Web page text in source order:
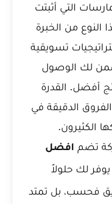
التي أثبتت
النوع من الخبرة
تسويقية
لك الوصول
أفضل. القدرة
الدقيقة في
الكثيرون.
تضم افضل
يوفر لك حلولاً
فحسب، بل تمتد